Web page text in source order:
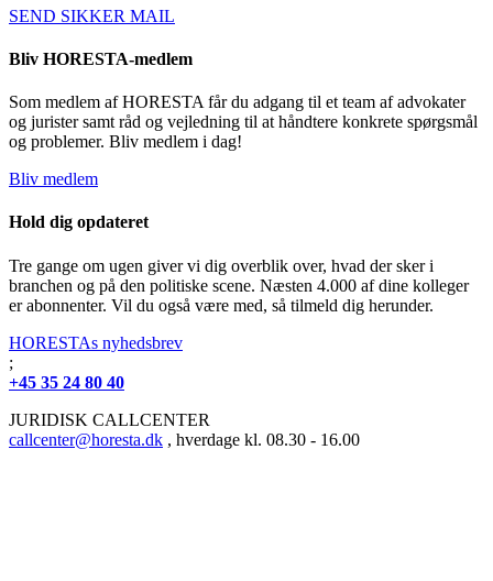
SEND SIKKER MAIL
Bliv HORESTA-medlem
Som medlem af HORESTA får du adgang til et team af advokater
og jurister samt råd og vejledning til at håndtere konkrete spørgsmål
og problemer. Bliv medlem i dag!
Bliv medlem
Hold dig opdateret
Tre gange om ugen giver vi dig overblik over, hvad der sker i
branchen og på den politiske scene. Næsten 4.000 af dine kolleger
er abonnenter. Vil du også være med, så tilmeld dig herunder.
HORESTAs nyhedsbrev
;
+45 35 24 80 40
JURIDISK CALLCENTER
callcenter@horesta.dk , hverdage kl. 08.30 - 16.00